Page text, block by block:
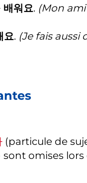
배워요. (Mon
요. (Je fais aussi
(particule de
omises lors